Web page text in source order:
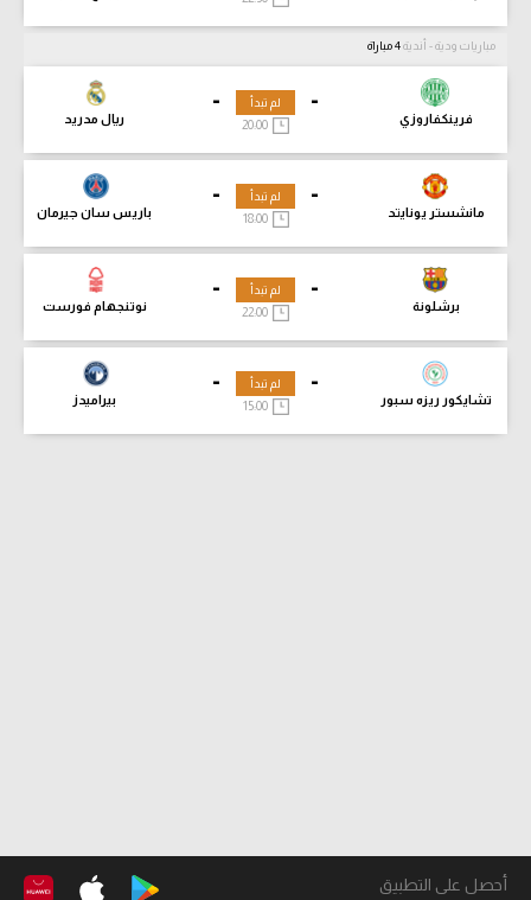
مباريات ودية - أندية
-
فرينكفاروزي
-
ريال مدريد
لم تبدأ
-
مانشستر يونايتد
-
باريس سان جيرمان
لم تبدأ
18:00
-
برشلونة
-
نوتنجهام فورست
لم تبدأ
-
تشايكور ريزه سبور
-
بيراميدز
لم تبدأ
15:00
أحصل على التطبيق